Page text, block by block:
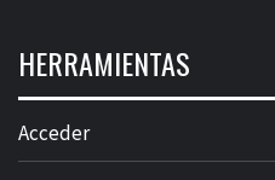
HERRAMIENTAS
Acceder